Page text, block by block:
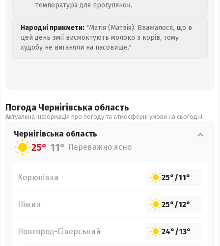
температура для прогулянок.
Народні прикмети: "Матія (Матвія). Вважалося, що в
цей день змії висмоктують молоко з корів, тому
худобу не виганяли на пасовище."
Погода Чернігівська область
Актуальна інформація про погоду та атмосферні умови на сьогодні
Чернігівська область
25° 11° Переважно ясно
Корюківка 25°/11°
Ніжин 25°/12°
Новгород-Сіверський 24°/13°